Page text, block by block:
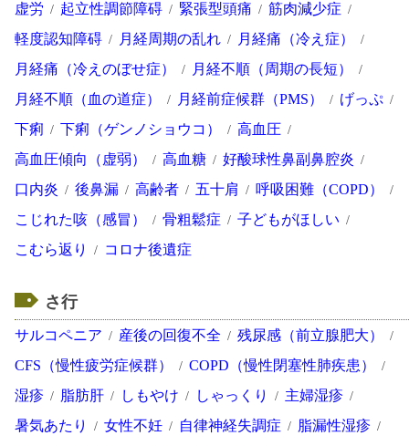
虚労
起立性調節障碍 緊張型頭痛
筋肉減少症
軽度認知障碍
月経周期の乱れ
月経痛（冷え症）
月経痛（冷えのぼせ症）
月経不順（周期の長短）
月経不順（血の道症）
月経前症候群（PMS）
げっぷ
下痢
下痢（ゲンノショウコ）
高血圧
高血圧傾向（虚弱）
高血糖
好酸球性鼻副鼻腔炎
口内炎
後鼻漏 高齢者 五十肩
呼吸困難（COPD）
こじれた咳（感冒）
骨粗鬆症
子どもがほしい
こむら返り
コロナ後遺症
さ行
サルコペニア 産後の回復不全
残尿感（前立腺肥大）
CFS（慢性疲労症候群）
COPD（慢性閉塞性肺疾患）
湿疹
脂肪肝 しもやけ しゃっくり
主婦湿疹
暑気あたり
女性不妊 自律神経失調症
脂漏性湿疹